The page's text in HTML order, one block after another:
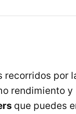
recorridos por
rendimiento y
que puedes